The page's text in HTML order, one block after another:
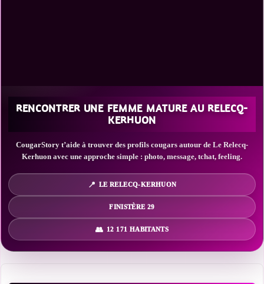
RENCONTRER UNE FEMME MATURE AU RELECQ-
KERHUON
CougarStory t’aide à trouver des profils cougars autour de Le Relecq-
Kerhuon avec une approche simple : photo, message, tchat, feeling.
LE RELECQ-KERHUON
FINISTÈRE 29
12 171 HABITANTS